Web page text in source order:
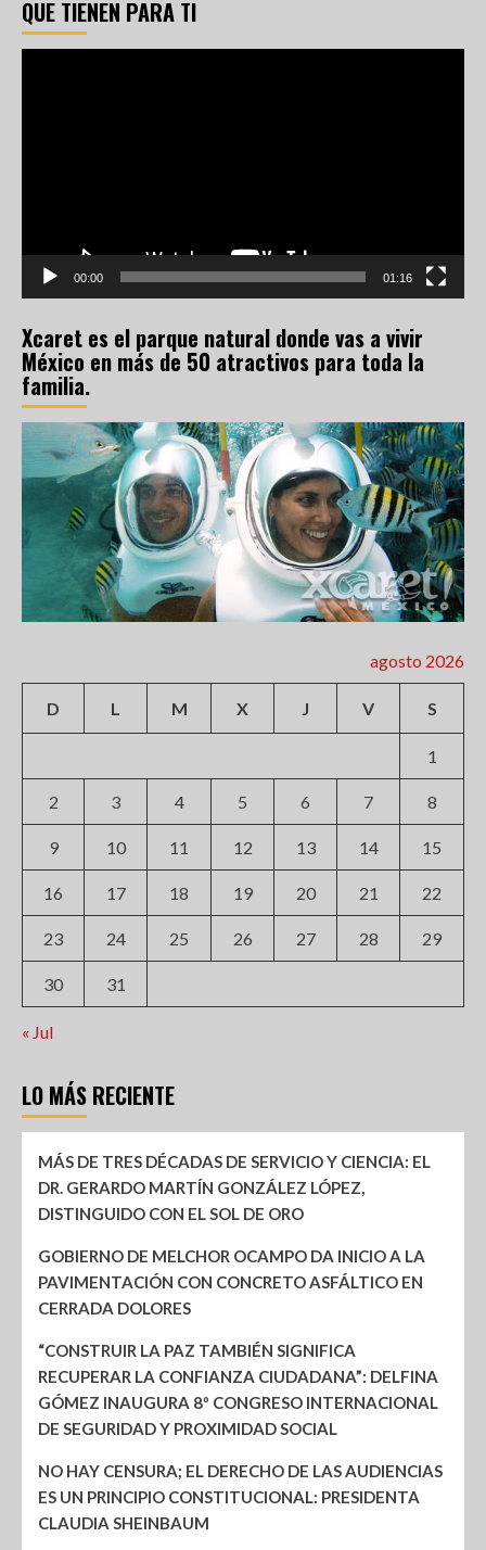
QUE TIENEN PARA TI
00:00 01:16
Xcaret es el parque natural donde vas a vivir
México en más de 50 atractivos para toda la
familia.
agosto 2026
D L M X J V S
1
2 3 4 5 6 7 8
9 10 11 12 13 14 15
16 17 18 19 20 21 22
23 24 25 26 27 28 29
30 31
« Jul
LO MÁS RECIENTE
MÁS DE TRES DÉCADAS DE SERVICIO Y CIENCIA: EL
DR. GERARDO MARTÍN GONZÁLEZ LÓPEZ,
DISTINGUIDO CON EL SOL DE ORO
GOBIERNO DE MELCHOR OCAMPO DA INICIO A LA
PAVIMENTACIÓN CON CONCRETO ASFÁLTICO EN
CERRADA DOLORES
“CONSTRUIR LA PAZ TAMBIÉN SIGNIFICA
RECUPERAR LA CONFIANZA CIUDADANA”: DELFINA
GÓMEZ INAUGURA 8º CONGRESO INTERNACIONAL
DE SEGURIDAD Y PROXIMIDAD SOCIAL
NO HAY CENSURA; EL DERECHO DE LAS AUDIENCIAS
ES UN PRINCIPIO CONSTITUCIONAL: PRESIDENTA
CLAUDIA SHEINBAUM